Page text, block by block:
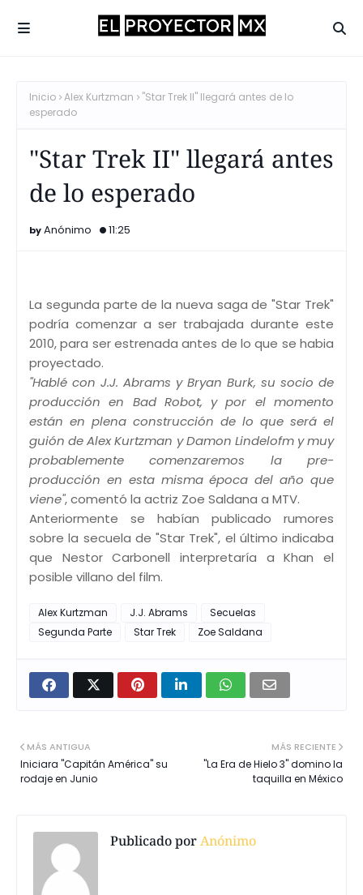
Inicio Alex Kurtzman
"Star Trek II" llegará antes de lo
esperado
"Star Trek II" llegará antes
de lo esperado
Anónimo 11:25
La segunda parte de la nueva saga de "Star Trek"
podría comenzar a ser trabajada durante este
2010, para ser estrenada antes de lo que se habia
proyectado.
"Hablé con J.J. Abrams y Bryan Burk, su socio de
producción en Bad Robot, y por el momento
están en plena construcción de lo que será el
guión de Alex Kurtzman y Damon Lindelofm y muy
probablemente comenzaremos la pre-
producción en esta misma época del año que
viene", comentó la actriz Zoe Saldana a MTV.
Anteriormente se habían publicado rumores
sobre la secuela de "Star Trek", el último indicaba
que Nestor Carbonell interpretaría a Khan el
posible villano del film.
Alex Kurtzman J.J. Abrams
Secuelas
Segunda Parte
Star Trek Zoe Saldana
MÁS RECIENTE
"La Era de Hielo 3" domino la
taquilla en México
MÁS ANTIGUA
Iniciara "Capitán América" su
rodaje en Junio
Publicado porAnónimo